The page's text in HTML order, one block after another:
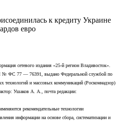
к кредиту Украине
евро
сетевого издания «25-й регион Владивосток».
№ ФС 77 — 76391, выдано Федеральной службой по
технологий и массовых коммуникаций (Роскомнадзор)
Ушаков А. А., почта редакции:
рекомендательные технологии
информации на основе сбора, систематизации и